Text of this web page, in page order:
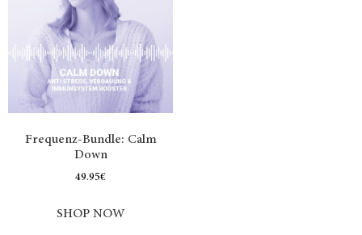
Frequenz-Bundle: Calm
Down
49.95€
SHOP NOW